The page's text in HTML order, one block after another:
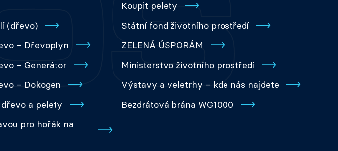
(dřevo)
– Dřevoplyn
– Generátor
– Dokogen
a pelety
pro hořák na
Koupit pelety
Státní fond životního prostředí
ZELENÁ ÚSPORÁM
Ministerstvo životního prostředí
Výstavy a veletrhy – kde nás najdete
Bezdrátová brána WG1000